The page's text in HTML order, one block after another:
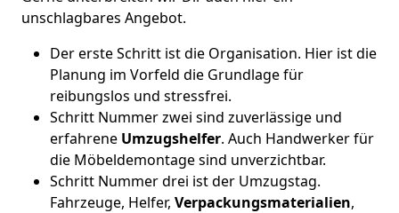
unschlagbares Angebot.
Der erste Schritt ist die Organisation. Hier ist die
Planung im Vorfeld die Grundlage für
reibungslos und stressfrei.
Schritt Nummer zwei sind zuverlässige und
erfahrene Umzugshelfer. Auch Handwerker für
die Möbeldemontage sind unverzichtbar.
Schritt Nummer drei ist der Umzugstag.
Fahrzeuge, Helfer, Verpackungsmaterialien,